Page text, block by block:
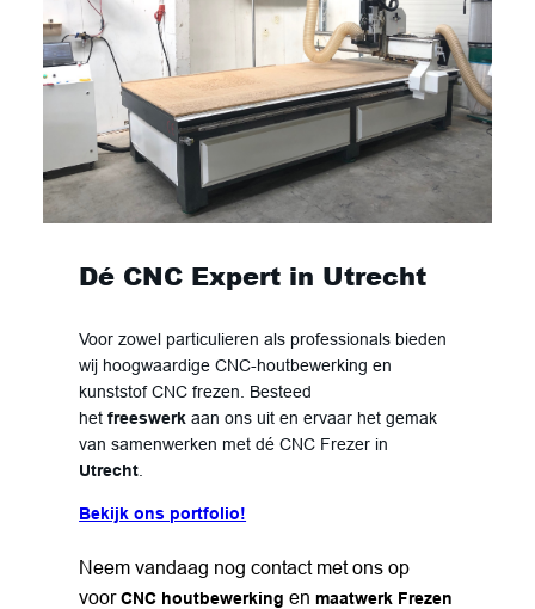
Dé CNC Expert in Utrecht
Voor zowel particulieren als professionals bieden
wij hoogwaardige CNC-houtbewerking en
kunststof CNC frezen. Besteed
hetfreeswerk aan ons uit en ervaar het gemak
van samenwerken met dé CNC Frezer in
Utrecht
Bekijk ons portfolio!
Neem vandaag nog contact met ons op
voorCNC houtbewerking enmaatwerk Frezen